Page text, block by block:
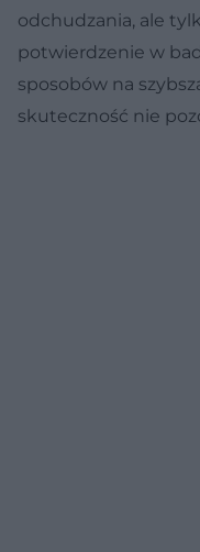
odchudzania, ale
potwierdzenie w
sposobów na
skuteczność nie